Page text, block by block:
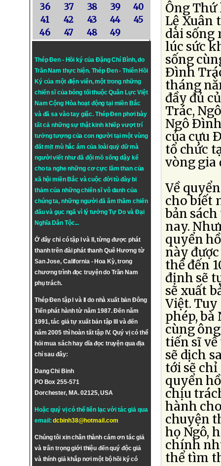
36
37 38 39
40
41
42 43 44
45
46
47 48 49
Thép Đen - Hồi ký của Đặng Chí Bình, do
Trần Nam thực hiện. Thép Đen- Thiên Hồi
Ký của một điện viên, một trong những
chiến sĩ của bóng tối thuộc Quân Lực Việt
Nam Cộng Hòa hoạt động tại miền Bắc
và đã sa vào tay giặc. Thép Đen phơi bày
tất cả những sự thật kinh khiếp vượt trí
tưởng tượng của con người tại một vùng
đất mịt mù hắc ám của loài quỷ dữ mà
người viết như đã đội mồ sống dậy kể
cho ta nghe những cơ cực lầm than của
xã hội miền Bắc và cuộc đời tù đày bi
thảm của những chiến sĩ vô danh của
chúng ta, những người đã âm thầm chiến
đấu và gục ngã vì lý tưởngTự DovàĐại
Nghĩa Dân Tộc...
Ở đây chỉ có tập I và II, từng được phát
thanh trên đài phát thanh Quê Hương từ
San Jose, California - Hoa Kỳ, trong
chương trình đọc truyện do Trần Nam
phụ trách.
Thép Đen tập I và II do nhà xuất bản Đông
Tiến phát hành từ năm 1987. Đến năm
1991, tác giả tự xuất bản tập III và đến
năm 2005 thì hoàn tất tập IV. Quý vị có thể
hỏi mua sách hay dĩa đọc truyện qua địa
chỉ sau đây:
Dang Chi Binh
PO Box 255-571
Dorchester, MA. 02125, USA
Hoặc quý vị có thể liên lạc với tác giả qua
email:dcbinh38@hotmail.com
Chúng tôi xin chân thành cám ơn tác giả
và trân trọng giới thiệu đến quý độc giả
và thính giả khắp nơi một bộ hồi ký có
Ông
Lệ Xuân
dài sống
lúc sức
sống
Ðình
tháng
đầy đủ
Trác,
Ngô
của cựu
tổ chức
vòng gia
Về
cho biết
bản
nay.
quyển
này
thể đến
định sẽ
sẽ xuất
Việt.
phép, bà
cùng
tiến sĩ về
sẽ dịch
tới sẽ
quyển
chịu
hành
chuyện
họ Ngô,
chính
thể tìm